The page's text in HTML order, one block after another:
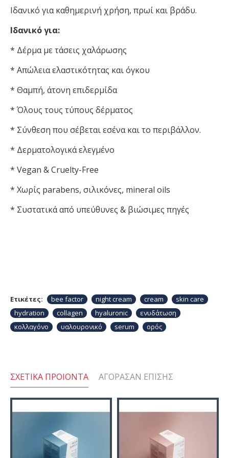
Ιδανικό για καθημερινή χρήση, πρωί και βράδυ.
Ιδανικό για:
* Δέρμα με τάσεις χαλάρωσης
* Απώλεια ελαστικότητας και όγκου
* Θαμπή, άτονη επιδερμίδα
* Όλους τους τύπους δέρματος
* Σύνθεση που σέβεται εσένα και το περιβάλλον.
* Δερματολογικά ελεγμένο
* Vegan & Cruelty-Free
* Χωρίς parabens, σιλικόνες, mineral oils
* Συστατικά από υπεύθυνες & βιώσιμες πηγές
Ετικέτες: bee factor night cream cream
skin care
hydration
collagen hyaluronic
ενυδάτωση
κολλαγόνο
υαλουρονικό serum ορός
ΣΧΕΤΙΚΆ ΠΡΟΙΌΝΤΑ ΑΓΌΡΑΣΑΝ ΕΠΊΣΗΣ